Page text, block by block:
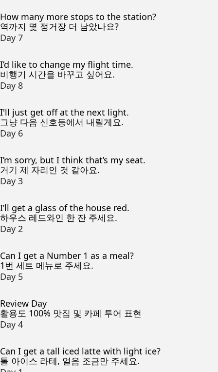
How many more stops to the station?
역까지 몇 정거장 더 남았나요?
Day 7
I’d like to change my flight time.
비행기 시간을 바꾸고 싶어요.
Day 8
I'll just get off at the next light.
그냥 다음 신호등에서 내릴게요.
Day 6
I’m sorry, but I think that’s my seat.
거기 제 자리인 것 같아요.
Day 3
I’ll get a glass of the house red.
하우스 레드와인 한 잔 주세요.
Day 2
Can I get a Number 1 as a meal?
1번 세트 메뉴로 주세요.
Day 5
Review Day
활용도 100% 맛집 및 카페 투어 표현
Day 4
Can I get a tall iced latte with light ice?
톨 아이스 라테, 얼음 조금만 주세요.